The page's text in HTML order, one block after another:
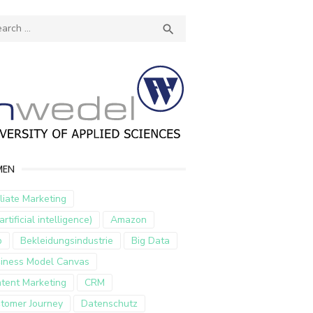

Marketing
intelligence)
Amazon
Bekleidungsindustrie
Big Data
Model Canvas
Marketing
CRM
Journey
Datenschutz